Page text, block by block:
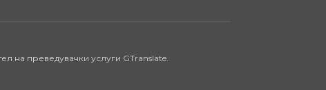
на преведувачки услуги GTranslate.